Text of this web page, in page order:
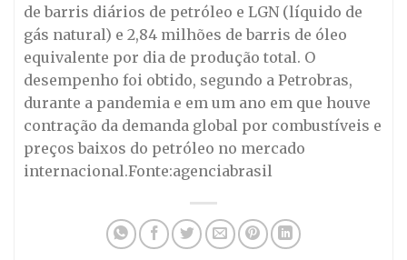
de barris diários de petróleo e LGN (líquido de
gás natural) e 2,84 milhões de barris de óleo
equivalente por dia de produção total. O
desempenho foi obtido, segundo a Petrobras,
durante a pandemia e em um ano em que houve
contração da demanda global por combustíveis e
preços baixos do petróleo no mercado
internacional.Fonte:agenciabrasil